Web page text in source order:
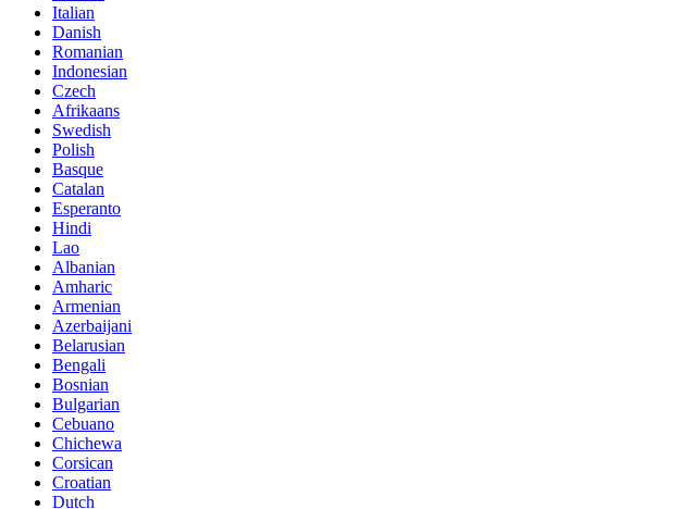
Italian
Danish
Romanian
Indonesian
Czech
Afrikaans
Swedish
Polish
Basque
Catalan
Esperanto
Hindi
Lao
Albanian
Amharic
Armenian
Azerbaijani
Belarusian
Bengali
Bosnian
Bulgarian
Cebuano
Chichewa
Corsican
Croatian
Dutch